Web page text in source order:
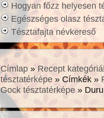
Hogyan főzz helyesen
Egészséges olasz
Tésztafajta névkereső
Címlap » Recept
tésztatérképe » Címkék »
Gock tésztatérképe »